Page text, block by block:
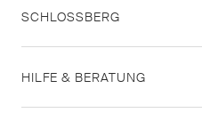
SCHLOSSBERG
HILFE & BERATUNG